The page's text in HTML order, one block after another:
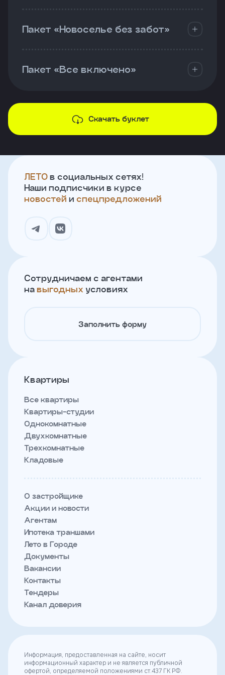
Пакет «Новоселье без забот»
Пакет «Все включено»
Скачать буклет
ЛЕТО в социальных сетях!
Наши подписчики в курсе
новостей и спецпредложений
Сотрудничаем с агентами
на выгодных условиях
Заполнить форму
Квартиры
Все квартиры
Квартиры-студии
Однокомнатные
Двухкомнатные
Трехкомнатные
Кладовые
О застройщике
Акции и новости
Агентам
Ипотека траншами
Лето в Городе
Документы
Вакансии
Контакты
Тендеры
Канал доверия
Информация, предоставленная на сайте, носит
информационный характер и не является публичной
офертой, определяемой положениями ст.437 ГК РФ.